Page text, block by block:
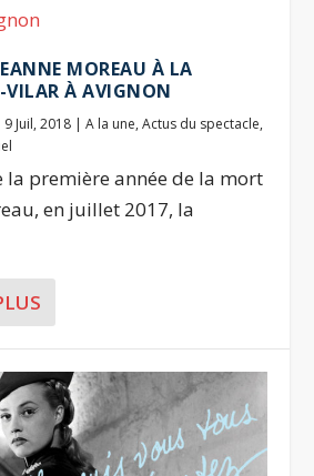
MOREAU À LA
VILAR À AVIGNON
9 Juil, 2018 |A la une,Actus du spectacle,
la première année de la mort
en juillet 2017, la